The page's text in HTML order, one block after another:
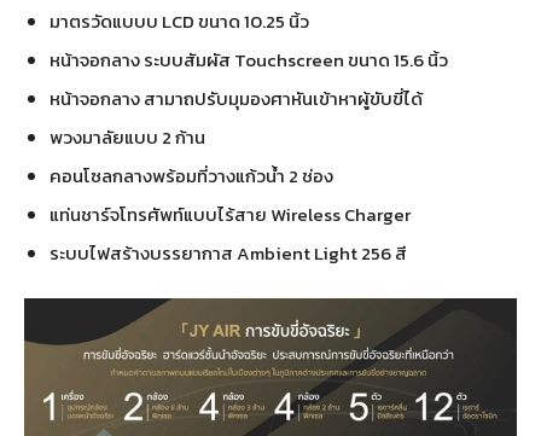
มาตรวัดแบบบ LCD ขนาด 10.25 นิ้ว
หน้าจอกลาง ระบบสัมผัส Touchscreen ขนาด 15.6 นิ้ว
หน้าจอกลาง สามาถปรับมุมองศาหันเข้าหาผู้ขับขี่ได้
พวงมาลัยแบบ 2 ก้าน
คอนโซลกลางพร้อมที่วางแก้วน้ำ 2 ช่อง
แท่นชาร์จโทรศัพท์แบบไร้สาย Wireless Charger
ระบบไฟสร้างบรรยากาส Ambient Light 256 สี